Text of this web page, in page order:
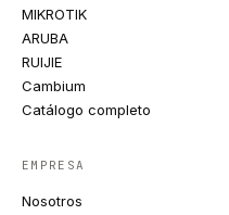
MIKROTIK
ARUBA
RUIJIE
Cambium
Catálogo completo
EMPRESA
Nosotros